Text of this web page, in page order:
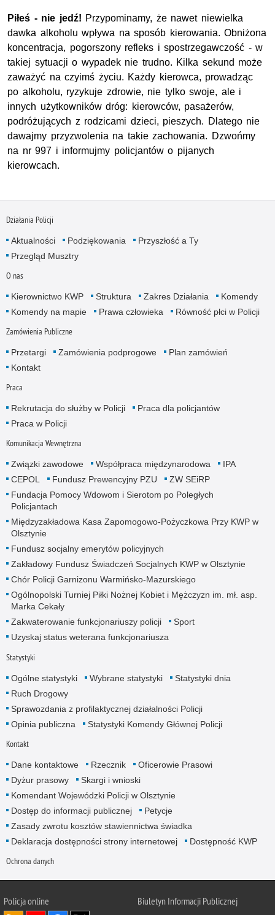
Piłeś - nie jedź! Przypominamy, że nawet niewielka
dawka alkoholu wpływa na sposób kierowania. Obniżona
koncentracja, pogorszony refleks i spostrzegawczość - w
takiej sytuacji o wypadek nie trudno. Kilka sekund może
zaważyć na czyimś życiu. Każdy kierowca, prowadząc
po alkoholu, ryzykuje zdrowie, nie tylko swoje, ale i
innych użytkowników dróg: kierowców, pasażerów,
podróżujących z rodzicami dzieci, pieszych. Dlatego nie
dawajmy przyzwolenia na takie zachowania. Dzwońmy
na nr 997 i informujmy policjantów o pijanych
kierowcach.
Działania Policji
Aktualności Podziękowania
Przyszłość a Ty
Przegląd Musztry
O nas
Kierownictwo KWP Struktura Zakres Działania
Komendy
Komendy na mapie
Prawa człowieka Równość płci w Policji
Zamówienia Publiczne
Przetargi Zamówienia podprogowe
Plan zamówień
Kontakt
Praca
Rekrutacja do służby w Policji
Praca dla policjantów
Praca w Policji
Komunikacja Wewnętrzna
Związki zawodowe Współpraca międzynarodowa
IPA
CEPOL
Fundusz Prewencyjny PZU
ZW SEiRP
Fundacja Pomocy Wdowom i Sierotom po Poległych
Policjantach
Międzyzakładowa Kasa Zapomogowo-Pożyczkowa Przy KWP w
Olsztynie
Fundusz socjalny emerytów policyjnych
Zakładowy Fundusz Świadczeń Socjalnych KWP w Olsztynie
Chór Policji Garnizonu Warmińsko-Mazurskiego
Ogólnopolski Turniej Piłki Nożnej Kobiet i Mężczyzn im. mł. asp.
Marka Cekały
Zakwaterowanie funkcjonariuszy policji
Sport
Uzyskaj status weterana funkcjonariusza
Statystyki
Ogólne statystyki Wybrane statystyki
Statystyki dnia
Ruch Drogowy
Sprawozdania z profilaktycznej działalności Policji
Opinia publiczna
Statystyki Komendy Głównej Policji
Kontakt
Dane kontaktowe Rzecznik
Oficerowie Prasowi
Dyżur prasowy
Skargi i wnioski
Komendant Wojewódzki Policji w Olsztynie
Dostęp do informacji publicznej
Petycje
Zasady zwrotu kosztów stawiennictwa świadka
Deklaracja dostępności strony internetowej
Dostępność KWP
Ochrona danych
Policja online Biuletyn Informacji Publicznej